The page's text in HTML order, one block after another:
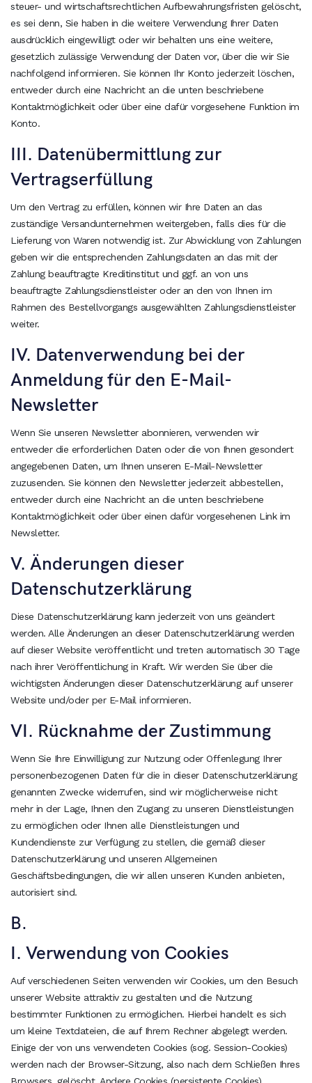
steuer- und wirtschaftsrechtlichen Aufbewahrungsfristen gelöscht,
es sei denn, Sie haben in die weitere Verwendung Ihrer Daten
ausdrücklich eingewilligt oder wir behalten uns eine weitere,
gesetzlich zulässige Verwendung der Daten vor, über die wir Sie
nachfolgend informieren. Sie können Ihr Konto jederzeit löschen,
entweder durch eine Nachricht an die unten beschriebene
Kontaktmöglichkeit oder über eine dafür vorgesehene Funktion im
Konto.
III. Datenübermittlung zur
Vertragserfüllung
Um den Vertrag zu erfüllen, können wir Ihre Daten an das
zuständige Versandunternehmen weitergeben, falls dies für die
Lieferung von Waren notwendig ist. Zur Abwicklung von Zahlungen
geben wir die entsprechenden Zahlungsdaten an das mit der
Zahlung beauftragte Kreditinstitut und ggf. an von uns
beauftragte Zahlungsdienstleister oder an den von Ihnen im
Rahmen des Bestellvorgangs ausgewählten Zahlungsdienstleister
weiter.
IV. Datenverwendung bei der
Anmeldung für den E-Mail-
Newsletter
Wenn Sie unseren Newsletter abonnieren, verwenden wir
entweder die erforderlichen Daten oder die von Ihnen gesondert
angegebenen Daten, um Ihnen unseren E-Mail-Newsletter
zuzusenden. Sie können den Newsletter jederzeit abbestellen,
entweder durch eine Nachricht an die unten beschriebene
Kontaktmöglichkeit oder über einen dafür vorgesehenen Link im
Newsletter.
V. Änderungen dieser
Datenschutzerklärung
Diese Datenschutzerklärung kann jederzeit von uns geändert
werden. Alle Änderungen an dieser Datenschutzerklärung werden
auf dieser Website veröffentlicht und treten automatisch 30 Tage
nach ihrer Veröffentlichung in Kraft. Wir werden Sie über die
wichtigsten Änderungen dieser Datenschutzerklärung auf unserer
Website und/oder per E-Mail informieren.
VI. Rücknahme der Zustimmung
Wenn Sie Ihre Einwilligung zur Nutzung oder Offenlegung Ihrer
personenbezogenen Daten für die in dieser Datenschutzerklärung
genannten Zwecke widerrufen, sind wir möglicherweise nicht
mehr in der Lage, Ihnen den Zugang zu unseren Dienstleistungen
zu ermöglichen oder Ihnen alle Dienstleistungen und
Kundendienste zur Verfügung zu stellen, die gemäß dieser
Datenschutzerklärung und unseren Allgemeinen
Geschäftsbedingungen, die wir allen unseren Kunden anbieten,
autorisiert sind.
B.
I. Verwendung von Cookies
Auf verschiedenen Seiten verwenden wir Cookies, um den Besuch
unserer Website attraktiv zu gestalten und die Nutzung
bestimmter Funktionen zu ermöglichen. Hierbei handelt es sich
um kleine Textdateien, die auf Ihrem Rechner abgelegt werden.
Einige der von uns verwendeten Cookies (sog. Session-Cookies)
werden nach der Browser-Sitzung, also nach dem Schließen Ihres